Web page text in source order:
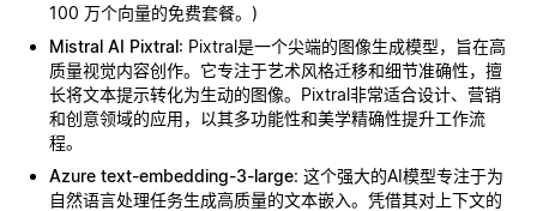
100 万个向量的免费套餐。)
Mistral AI Pixtral: Pixtral是一个尖端的图像生成模型，旨在高
质量视觉内容创作。它专注于艺术风格迁移和细节准确性，擅
长将文本提示转化为生动的图像。Pixtral非常适合设计、营销
和创意领域的应用，以其多功能性和美学精确性提升工作流
程。
Azure text-embedding-3-large: 这个强大的AI模型专注于为
自然语言处理任务生成高质量的文本嵌入。凭借其对上下文的